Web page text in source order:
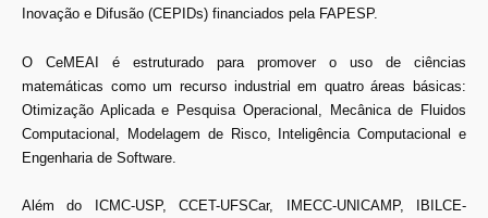
Inovação e Difusão (CEPIDs) financiados pela FAPESP.
O CeMEAI é estruturado para promover o uso de ciências
matemáticas como um recurso industrial em quatro áreas básicas:
Otimização Aplicada e Pesquisa Operacional, Mecânica de Fluidos
Computacional, Modelagem de Risco, Inteligência Computacional e
Engenharia de Software.
Além do ICMC-USP, CCET-UFSCar, IMECC-UNICAMP, IBILCE-